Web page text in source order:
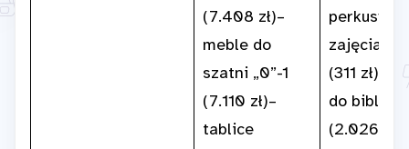
(7.408 zł)–
meble do
szatni „0”-1
(7.110 zł)–
tablice
zajęcia
(311 zł)–
do
(2.026 zł)–